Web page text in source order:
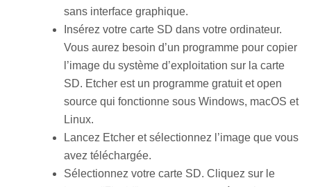
sans interface graphique.
Insérez votre carte SD dans votre ordinateur.
Vous aurez besoin d’un programme pour copier
l’image du système d’exploitation sur la carte
SD. Etcher est un programme gratuit et open
source qui fonctionne sous Windows, macOS et
Linux.
Lancez Etcher et sélectionnez l’image que vous
avez téléchargée.
Sélectionnez votre carte SD. Cliquez sur le